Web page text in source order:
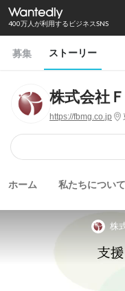
400万人が利用するビジネスSNS
募集 ストーリー
株式会社
https://fbmg.co.jp
ホーム 私たちについて
株